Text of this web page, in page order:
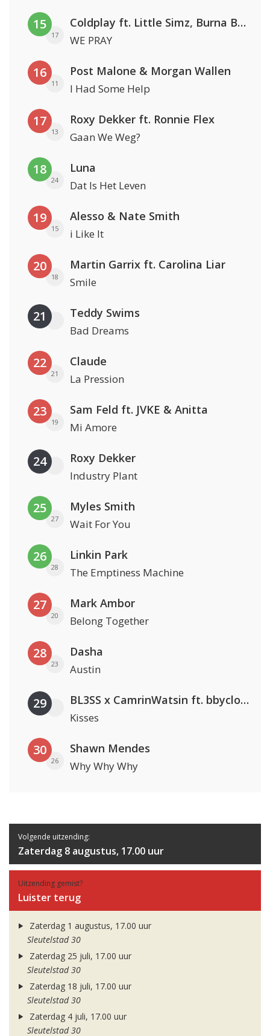
15
17
Coldplay ft. Little Simz, Burna Boy, Elyanna & Tini
WE PRAY
16
11
Post Malone & Morgan Wallen
I Had Some Help
17
13
Roxy Dekker ft. Ronnie Flex
Gaan We Weg?
18
24
Luna
Dat Is Het Leven
19
15
Alesso & Nate Smith
i Like It
20
18
Martin Garrix ft. Carolina Liar
Smile
21 Teddy Swims
Bad Dreams
22
21
Claude
La Pression
23
19
Sam Feld ft. JVKE & Anitta
Mi Amore
24 Roxy Dekker
Industry Plant
25
27
Myles Smith
Wait For You
26
28
Linkin Park
The Emptiness Machine
27
20
Mark Ambor
Belong Together
28
23
Dasha
Austin
29 BL3SS x CamrinWatsin ft. bbyclose
Kisses
30
26
Shawn Mendes
Why Why Why
Volgende uitzending:
Zaterdag 8 augustus, 17.00 uur
Uitzending gemist?
Luister terug
Zaterdag 1 augustus, 17.00 uur
Sleutelstad 30
Zaterdag 25 juli, 17.00 uur
Sleutelstad 30
Zaterdag 18 juli, 17.00 uur
Sleutelstad 30
Zaterdag 4 juli, 17.00 uur
Sleutelstad 30